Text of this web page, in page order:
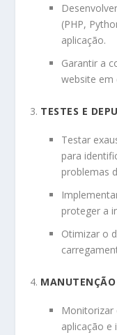
(PHP,
aplicação.
Garantir a
website em
TESTES E
Testar
para
problemas
proteger a
Otimizar o
aplicação e